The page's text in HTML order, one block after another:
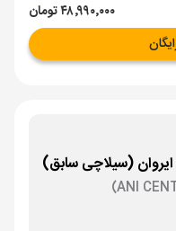
۴۸٬۹۹۰٬۰۰۰ تومان
(سیلاچی سابق)
ANI